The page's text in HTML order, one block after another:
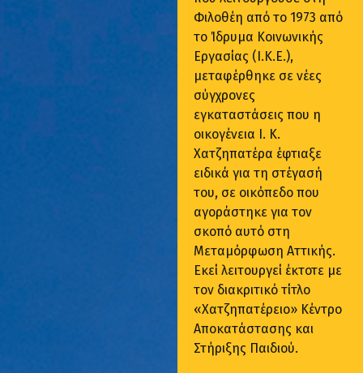
Φιλοθέη από το 1973 από
το Ίδρυμα Κοινωνικής
Εργασίας (Ι.Κ.Ε.),
μεταφέρθηκε σε νέες
σύγχρονες
εγκαταστάσεις που η
οικογένεια Ι. Κ.
Χατζηπατέρα έφτιαξε
ειδικά για τη στέγασή
του, σε οικόπεδο που
αγοράστηκε για τον
σκοπό αυτό στη
Μεταμόρφωση Αττικής.
Εκεί λειτουργεί έκτοτε με
τον διακριτικό τίτλο
«Χατζηπατέρειο» Κέντρο
Αποκατάστασης και
Στήριξης Παιδιού.